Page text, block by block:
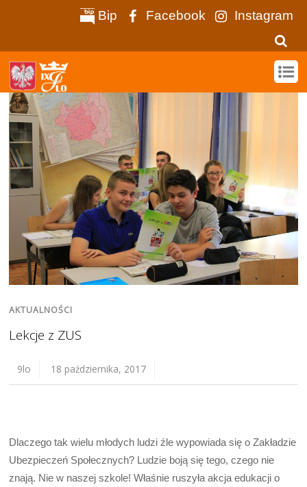
Bip Facebook Instagram
AKTUALNOŚCI
Lekcje z ZUS
9lo 18 października, 2017
Dlaczego tak wielu młodych ludzi źle wypowiada się o Zakładzie
Ubezpieczeń Społecznych? Ludzie boją się tego, czego nie
znają. Nie w naszej szkole! Właśnie ruszyła akcja edukacji o